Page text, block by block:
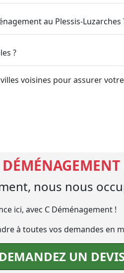
au Plessis-Luzarches
?
voisines pour assurer votre
nous nous
ici, avec C Déménagement !
à toutes vos demandes en
DEMANDEZ UN